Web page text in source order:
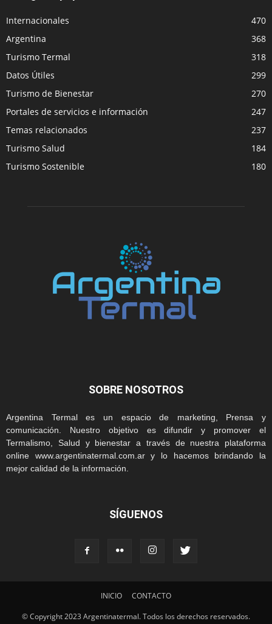
Internacionales
470
Argentina
368
Turismo Termal
318
Datos Útiles
299
Turismo de Bienestar
270
Portales de servicios e información
247
Temas relacionados
237
Turismo Salud
184
Turismo Sostenible
180
SOBRE NOSOTROS
Argentina Termal es un espacio de marketing, Prensa y
comunicación. Nuestro objetivo es difundir y promover el
Termalismo, Salud y bienestar a través de nuestra plataforma
online www.argentinatermal.com.ar y lo hacemos brindando la
mejor calidad de la información.
SÍGUENOS
INICIO
CONTACTO
© Copyright 2023 Argentinatermal. Todos los derechos reservados.